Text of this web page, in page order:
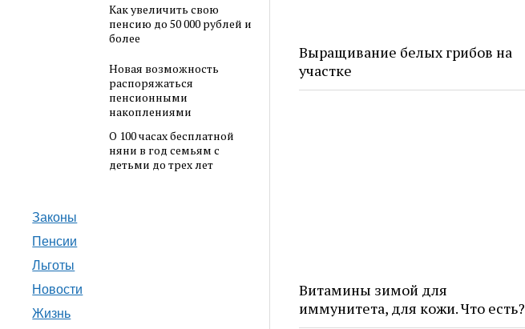
Как увеличить свою
пенсию до 50 000 рублей и
более
Новая возможность
распоряжаться
пенсионными
накоплениями
О 100 часах бесплатной
няни в год семьям с
детьми до трех лет
Законы
Пенсии
Льготы
Новости
Жизнь
Выращивание белых грибов на
участке
Витамины зимой для
иммунитета, для кожи. Что есть?